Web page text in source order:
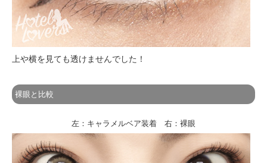
上や横を見ても透けませんでした！
裸眼と比較
左：キャラメルベア装着 右：裸眼